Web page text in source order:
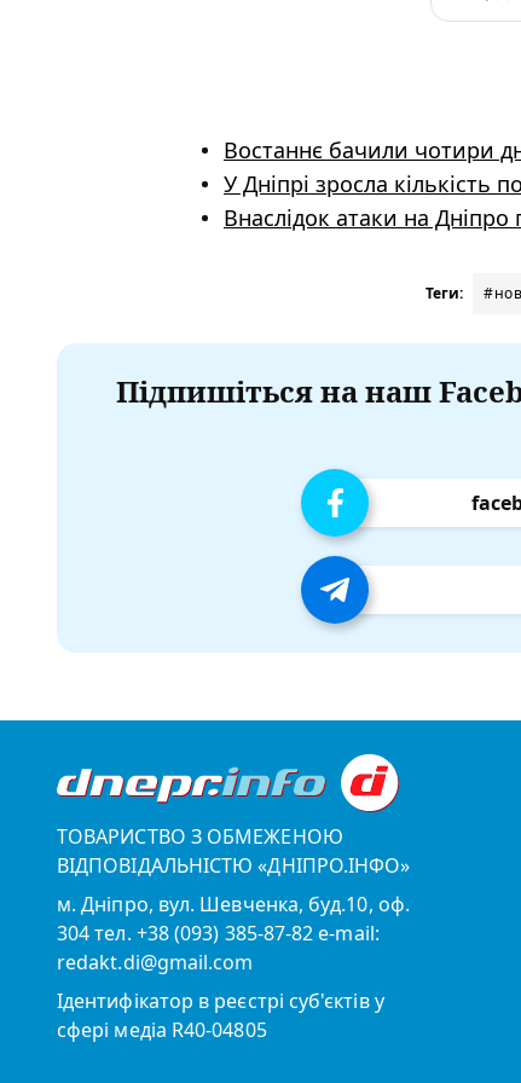
Востаннє бачили чотири
У Дніпрі зросла кількість
Внаслідок атаки на Дніпро
Теги:
Підпишіться на наш
ТОВАРИСТВО З ОБМЕЖЕНОЮ
ВІДПОВІДАЛЬНІСТЮ «ДНІПРО.ІНФО»
м. Дніпро, вул. Шевченка, буд.10, оф.
304 тел. +38 (093) 385-87-82 e-mail:
redakt.di@gmail.com
Ідентифікатор в реєстрі суб'єктів у
сфері медіа R40-04805